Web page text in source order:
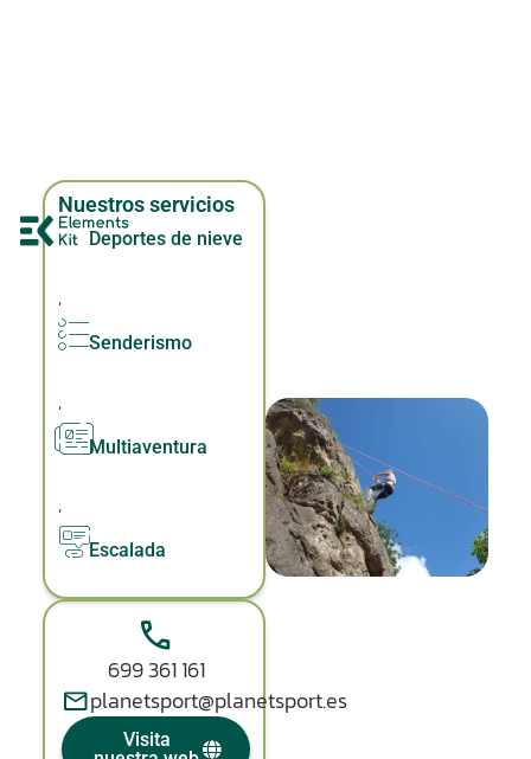
Nuestros servicios
Deportes de nieve
,
Senderismo
,
Multiaventura
,
Escalada
699 361 161
planetsport@planetsport.es
Visita